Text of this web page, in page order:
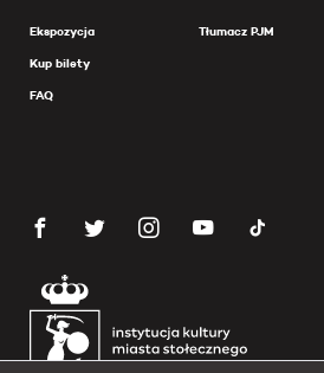
Ekspozycja
Kup bilety
FAQ
Tłumacz PJM